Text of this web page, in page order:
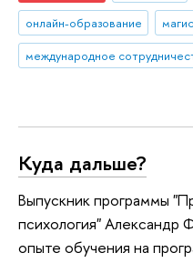
онлайн-образование
международное
Куда дальше?
Выпускник программы
психология" Александр
опыте обучения на